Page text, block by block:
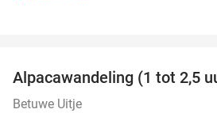
Alpacawandeling (1 tot 2,5
Betuwe Uitje